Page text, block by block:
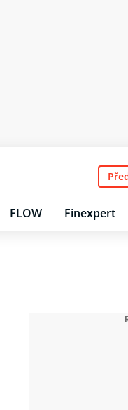
FLOW Finexpert